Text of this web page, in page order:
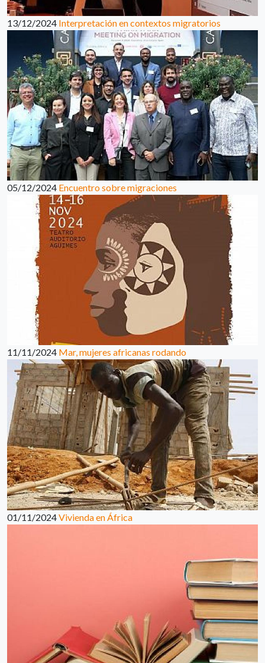
13/12/2024 Interpretación en contextos migratorios
05/12/2024 Encuentro sobre migraciones
11/11/2024 Mar, mujeres africanas rodando
01/11/2024Vivienda en África